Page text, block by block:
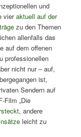
und
vieraktuell auf der
zu den Themen
allenfalls das
auf dem offenen
professionellen
nicht nur – auf,
ist,
Sendern auf
Film „Die
, andere
leicht zu